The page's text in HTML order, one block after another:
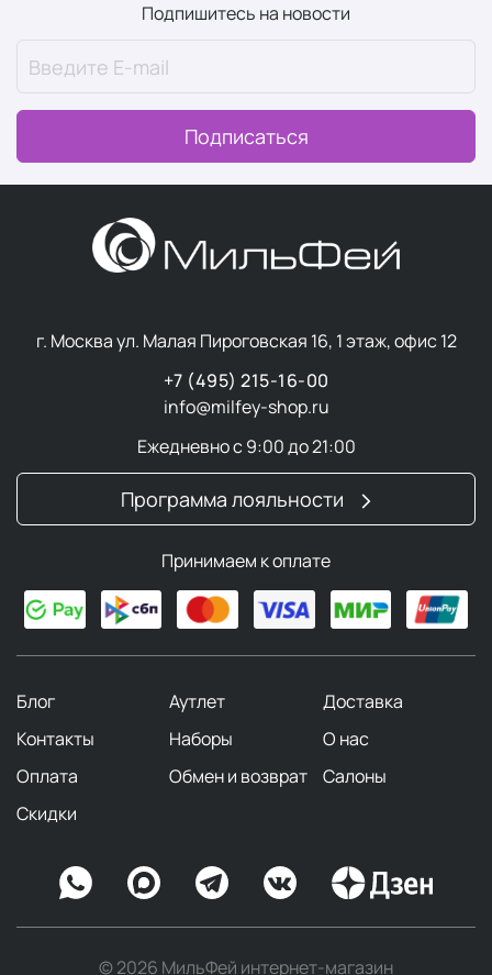
Подпишитесь на новости
Подписаться
г. Москва ул. Малая Пироговская 16, 1 этаж, офис 12
+7 (495) 215-16-00
info@milfey-shop.ru
Ежедневно с 9:00 до 21:00
Программа лояльности
Принимаем к оплате
Блог Аутлет
Доставка
Контакты
Наборы
О нас
Оплата
Обмен и возврат
Салоны
Скидки
© 2026 МильФей интернет-магазин